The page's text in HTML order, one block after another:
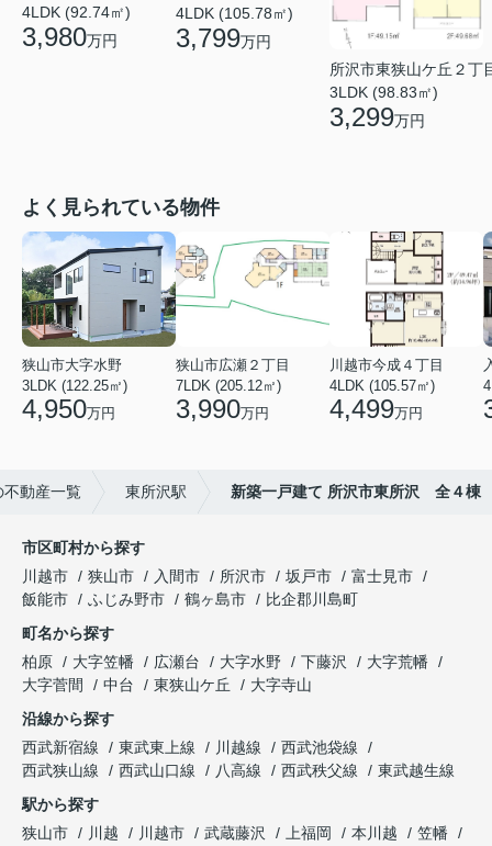
4LDK (92.74㎡)
3,980万円
4LDK (105.78㎡)
3,799万円
所沢市東狭山ケ丘２丁
3LDK (98.83㎡)
3,299万円
よく見られている物件
狭山市大字水野
3LDK (122.25㎡)
4,950万円
狭山市広瀬２丁目
7LDK (205.12㎡)
3,990万円
川越市今成４丁目
4LDK (105.57㎡)
4,499万円
不動産一覧 東所沢駅 新築一戸建て 所沢市東所沢 全４棟
市区町村から探す
川越市
狭山市 入間市 所沢市 坂戸市
富士見市
飯能市
ふじみ野市 鶴ヶ島市
比企郡川島町
町名から探す
柏原
大字笠幡 広瀬台 大字水野 下藤沢
大字荒幡
大字菅間
中台 東狭山ケ丘
大字寺山
沿線から探す
西武新宿線
東武東上線 川越線
西武池袋線
西武狭山線
西武山口線 八高線 西武秩父線
東武越生線
駅から探す
狭山市
川越 川越市 武蔵藤沢 上福岡 本川越
笠幡